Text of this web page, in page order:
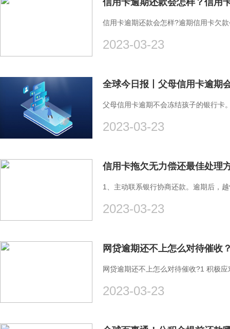
信用卡逾期还款会怎样？信用
信用卡逾期还款会怎样?逾期信用卡欠
2023-03-23
父母信用卡逾期不会冻结孩子的银行卡
2023-03-23
1、主动联系银行协商还款。逾期后，
2023-03-23
网贷逾期还不上怎么对待催收
网贷逾期还不上怎么对待催收?1 积极
2023-03-23